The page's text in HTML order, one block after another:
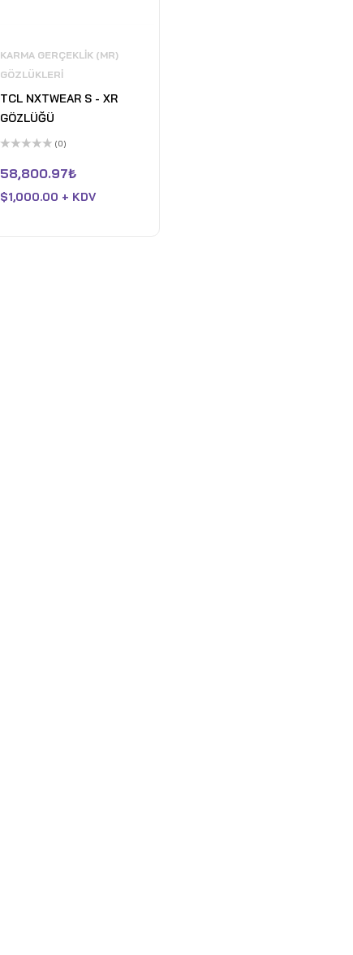
KARMA GERÇEKLIK (MR)
GÖZLÜKLERI
TCL NXTWEAR S - XR
GÖZLÜĞÜ
üzerinden
0
aldı
(0)
58,800.97₺
$1,000.00 + KDV